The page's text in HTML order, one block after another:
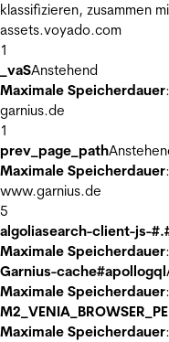
klassifizieren, zusammen
assets.voyado.com
1
_vaSAnstehend
Maximale Speicherdauer
garnius.de
1
prev_page_path
Maximale Speicherdauer
www.garnius.de
5
algoliasearch-client-js-
Maximale Speicherdauer
Garnius-cache#apollogql
Maximale Speicherdauer
Maximale Speicherdauer